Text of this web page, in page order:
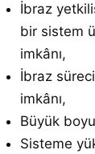
İbraz
bir sistem
imkânı,
İbraz
imkânı,
Büyük
Sisteme